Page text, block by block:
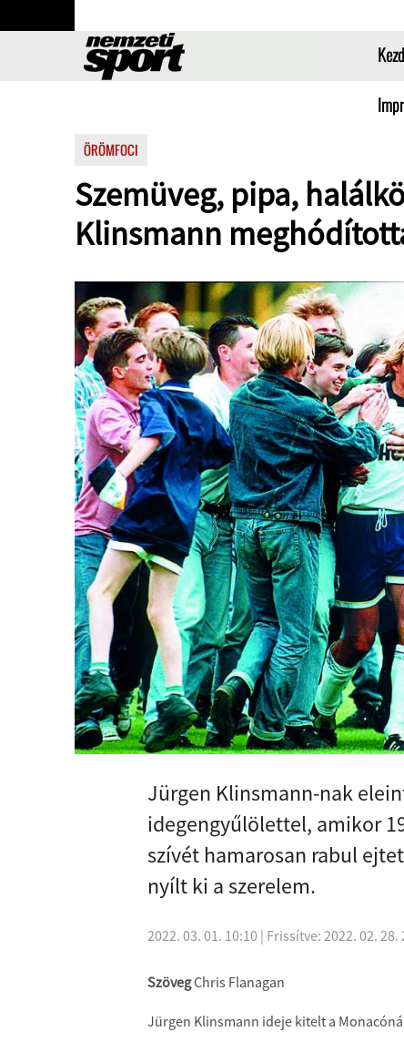
ÖRÖMFOCI
Szemüveg, pipa,
Klinsmann
Jürgen Klinsmann-nak
idegengyűlölettel, amikor
szívét hamarosan rabul
nyílt ki a szerelem.
2022. 03. 01. 10:10 | Frissítve: 2022. 02. 28.
SzövegChris Flanagan
Jürgen Klinsmann ideje kitelt a